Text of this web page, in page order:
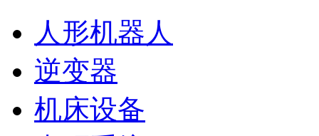
人形机器人
逆变器
机床设备